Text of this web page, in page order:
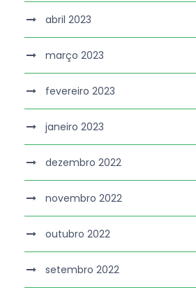
abril 2023
março 2023
fevereiro 2023
janeiro 2023
dezembro 2022
novembro 2022
outubro 2022
setembro 2022